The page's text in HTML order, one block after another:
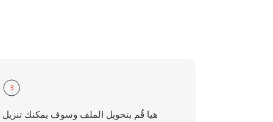
3
هيا قُم بتحويل الملف وسوف يمكنك تنزيل